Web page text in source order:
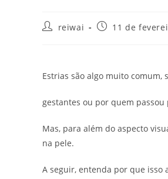
Autorreiwai
Post11 de
Estrias são algo muito comum,
gestantes ou por quem
Mas, para além do aspecto
na pele.
A seguir, entenda por que isso